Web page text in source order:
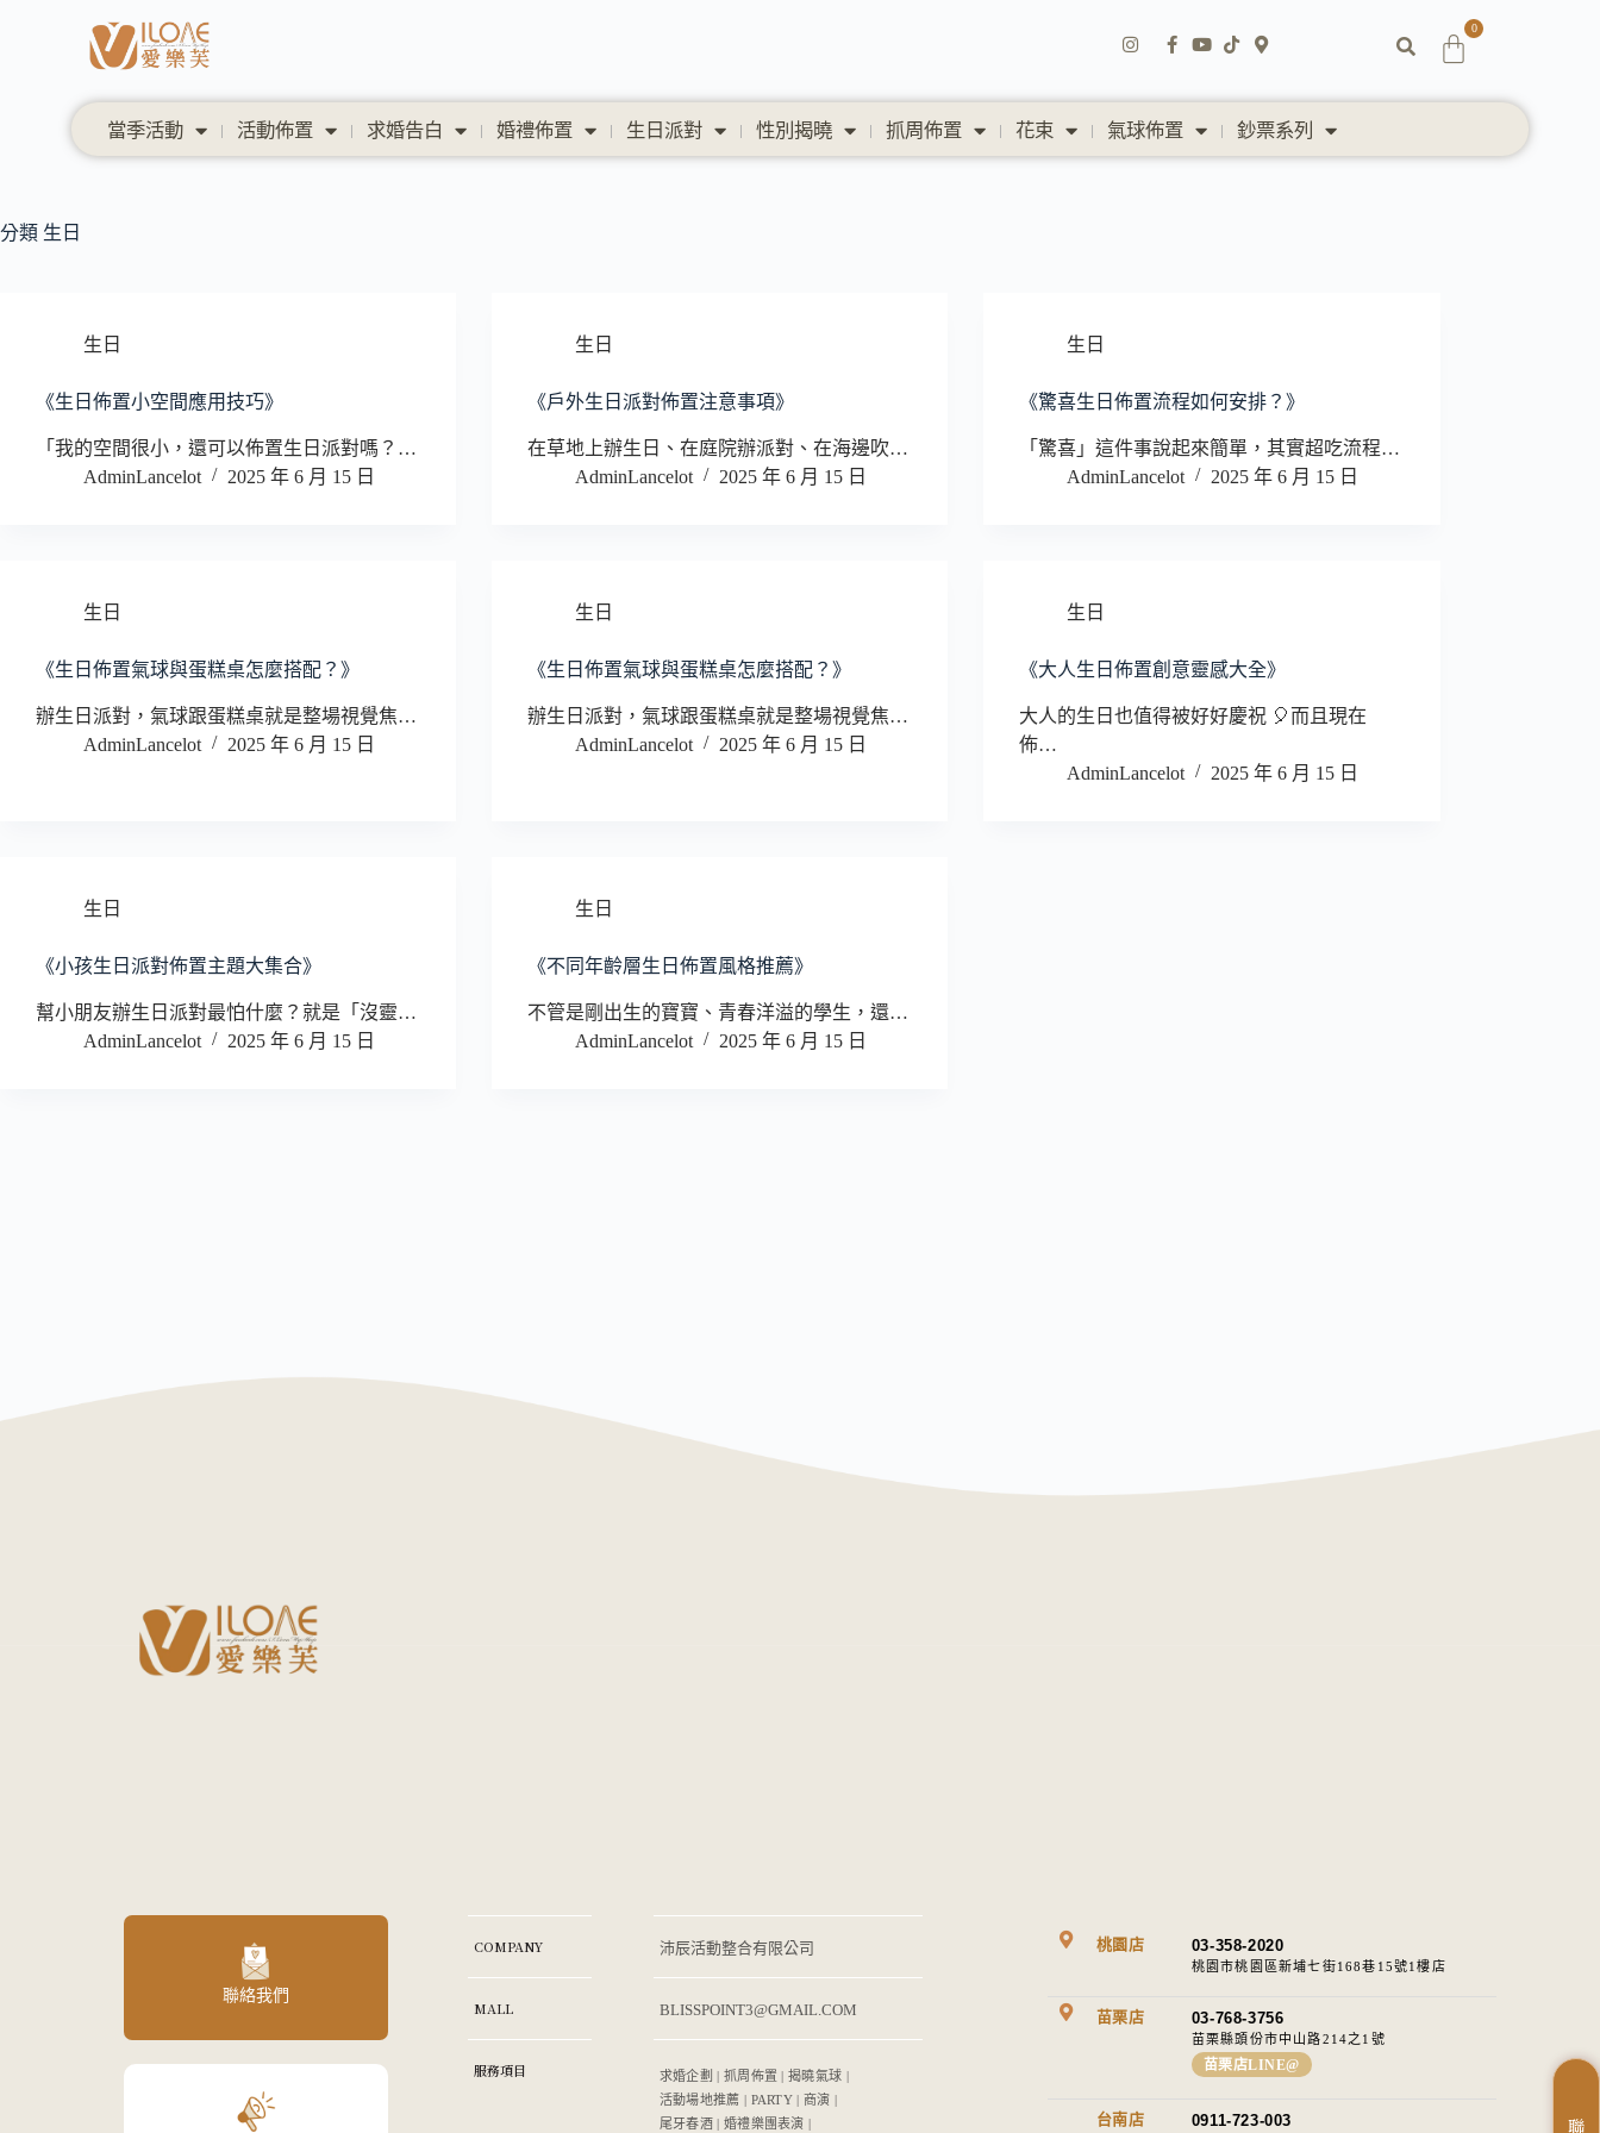
0
當季活動 活動佈置 求婚告白 婚禮佈置 生日派對 性別揭曉 抓周佈置 花束 氣球佈置 鈔票系列
聯
分類 生日
生日
《生日佈置小空間應用技巧》
「我的空間很小，還可以佈置生日派對嗎？…
AdminLancelot
2025 年 6 月 15 日
生日
《戶外生日派對佈置注意事項》
在草地上辦生日、在庭院辦派對、在海邊吹…
AdminLancelot
2025 年 6 月 15 日
生日
《驚喜生日佈置流程如何安排？》
「驚喜」這件事說起來簡單，其實超吃流程…
AdminLancelot
2025 年 6 月 15 日
生日
《生日佈置氣球與蛋糕桌怎麼搭配？》
辦生日派對，氣球跟蛋糕桌就是整場視覺焦…
AdminLancelot
2025 年 6 月 15 日
生日
《生日佈置氣球與蛋糕桌怎麼搭配？》
辦生日派對，氣球跟蛋糕桌就是整場視覺焦…
AdminLancelot
2025 年 6 月 15 日
生日
《大人生日佈置創意靈感大全》
大人的生日也值得被好好慶祝 🎈而且現在
佈…
AdminLancelot
2025 年 6 月 15 日
生日
《小孩生日派對佈置主題大集合》
幫小朋友辦生日派對最怕什麼？就是「沒靈…
AdminLancelot
2025 年 6 月 15 日
生日
《不同年齡層生日佈置風格推薦》
不管是剛出生的寶寶、青春洋溢的學生，還…
AdminLancelot
2025 年 6 月 15 日
聯絡我們
COMPANY 沛辰活動整合有限公司
MALL BLISSPOINT3@GMAIL.COM
服務項目
求婚企劃 | 抓周佈置 | 揭曉氣球 |
活動場地推薦 | PARTY | 商演 |
尾牙春酒 | 婚禮樂團表演 |
桃園店 03-358-2020
桃園市桃園區新埔七街168巷15號1樓店
苗栗店 03-768-3756
苗栗縣頭份市中山路214之1號​
苗栗店LINE@
台南店 0911-723-003